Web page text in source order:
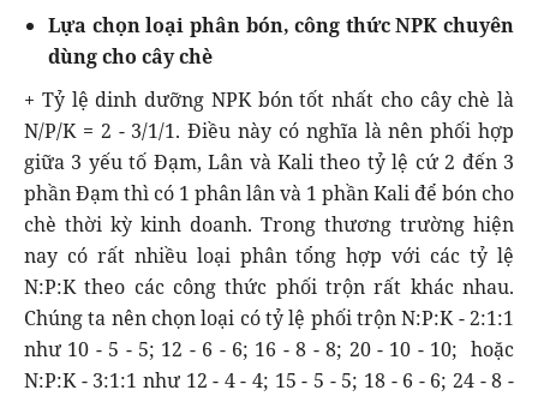
Lựa chọn loại phân bón, công thức NPK chuyên
dùng cho cây chè
+ Tỷ lệ dinh dưỡng NPK bón tốt nhất cho cây chè là
N/P/K = 2 - 3/1/1. Điều này có nghĩa là nên phối hợp
giữa 3 yếu tố Đạm, Lân và Kali theo tỷ lệ cứ 2 đến 3
phần Đạm thì có 1 phân lân và 1 phần Kali để bón cho
chè thời kỳ kinh doanh. Trong thương trường hiện
nay có rất nhiều loại phân tổng hợp với các tỷ lệ
N:P:K theo các công thức phối trộn rất khác nhau.
Chúng ta nên chọn loại có tỷ lệ phối trộn N:P:K - 2:1:1
như 10 - 5 - 5; 12 - 6 - 6; 16 - 8 - 8; 20 - 10 - 10; hoặc
N:P:K - 3:1:1 như 12 - 4 - 4; 15 - 5 - 5; 18 - 6 - 6; 24 - 8 -